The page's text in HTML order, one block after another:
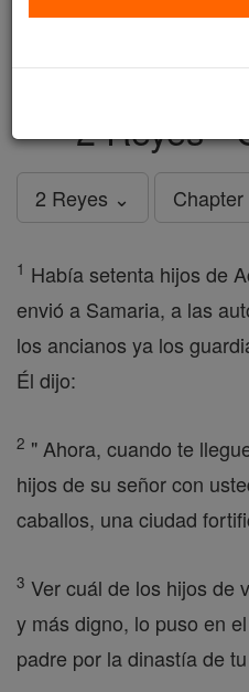
just$5, the cost of a coffee
in faith. Thank you.
2 Reyes -
2 Reyes ⌄
1 Había setenta hijos de
envió a Samaria, a las
los ancianos ya los
Él dijo:
2 " Ahora, cuando te
hijos de su señor con
caballos, una ciudad
3 Ver cuál de los hijos de
y más digno, lo puso en
padre por la dinastía de